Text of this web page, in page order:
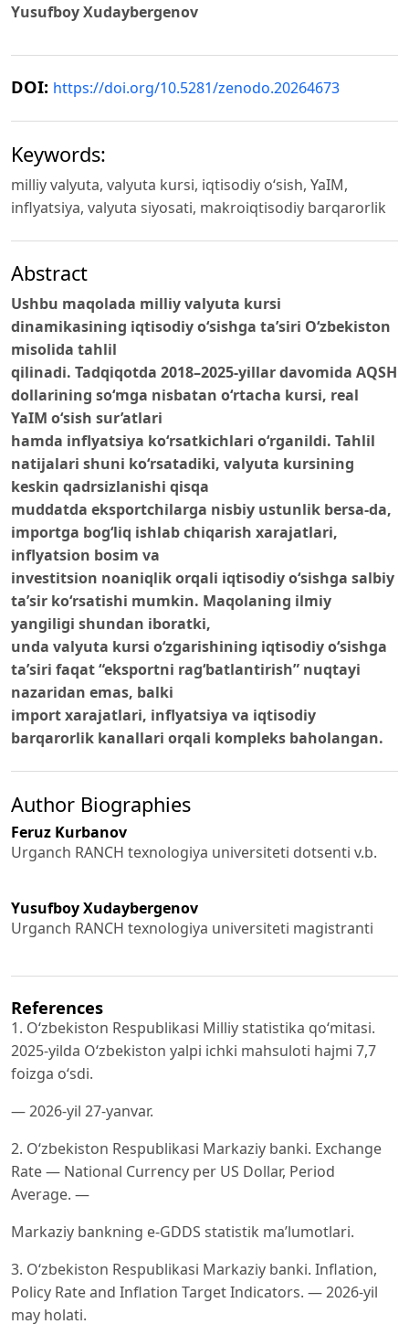
Yusufboy Xudaybergenov
DOI: https://doi.org/10.5281/zenodo.20264673
Keywords:
milliy valyuta, valyuta kursi, iqtisodiy o‘sish, YaIM,
inflyatsiya, valyuta siyosati, makroiqtisodiy barqarorlik
Abstract
Ushbu maqolada milliy valyuta kursi
dinamikasining iqtisodiy o‘sishga ta’siri O‘zbekiston
misolida tahlil
qilinadi. Tadqiqotda 2018–2025-yillar davomida AQSH
dollarining so‘mga nisbatan o‘rtacha kursi, real
YaIM o‘sish sur’atlari
hamda inflyatsiya ko‘rsatkichlari o‘rganildi. Tahlil
natijalari shuni ko‘rsatadiki, valyuta kursining
keskin qadrsizlanishi qisqa
muddatda eksportchilarga nisbiy ustunlik bersa-da,
importga bog‘liq ishlab chiqarish xarajatlari,
inflyatsion bosim va
investitsion noaniqlik orqali iqtisodiy o‘sishga salbiy
ta’sir ko‘rsatishi mumkin. Maqolaning ilmiy
yangiligi shundan iboratki,
unda valyuta kursi o‘zgarishining iqtisodiy o‘sishga
ta’siri faqat “eksportni rag‘batlantirish” nuqtayi
nazaridan emas, balki
import xarajatlari, inflyatsiya va iqtisodiy
barqarorlik kanallari orqali kompleks baholangan.
Author Biographies
Feruz Kurbanov
Urganch RANCH texnologiya universiteti dotsenti v.b.
Yusufboy Xudaybergenov
Urganch RANCH texnologiya universiteti magistranti
References
1. O‘zbekiston Respublikasi Milliy statistika qo‘mitasi.
2025-yilda O‘zbekiston yalpi ichki mahsuloti hajmi 7,7
foizga o‘sdi.
— 2026-yil 27-yanvar.
2. O‘zbekiston Respublikasi Markaziy banki. Exchange
Rate — National Currency per US Dollar, Period
Average. —
Markaziy bankning e-GDDS statistik ma’lumotlari.
3. O‘zbekiston Respublikasi Markaziy banki. Inflation,
Policy Rate and Inflation Target Indicators. — 2026-yil
may holati.